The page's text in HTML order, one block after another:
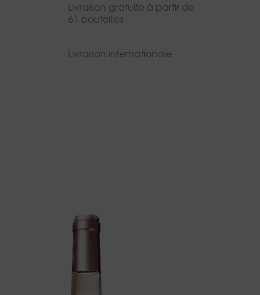
Livraison gratuite à partir de
61 bouteilles
Livraison internationale